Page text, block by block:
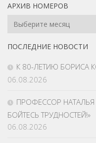
АРХИВ НОМЕРОВ
Архив
Номеров
ПОСЛЕДНИЕ НОВОСТИ
К 80-ЛЕТИЮ БОРИСА
06.08.2026
ПРОФЕССОР НАТАЛЬЯ
БОЙТЕСЬ ТРУДНОСТЕЙ!»
06.08.2026